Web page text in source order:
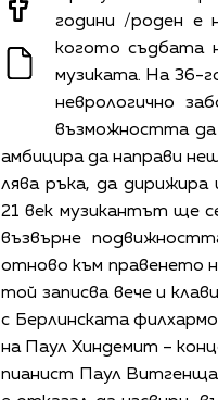
години /роден е
когото съдбата
музиката. На 36-
неврологично
възможността
амбицира да направи
лява ръка, да
21 век музикантът ще
възвърне
отново към правенето
той записва вече и
с Берлинската
на Паул Хиндемит –
пианист Паул